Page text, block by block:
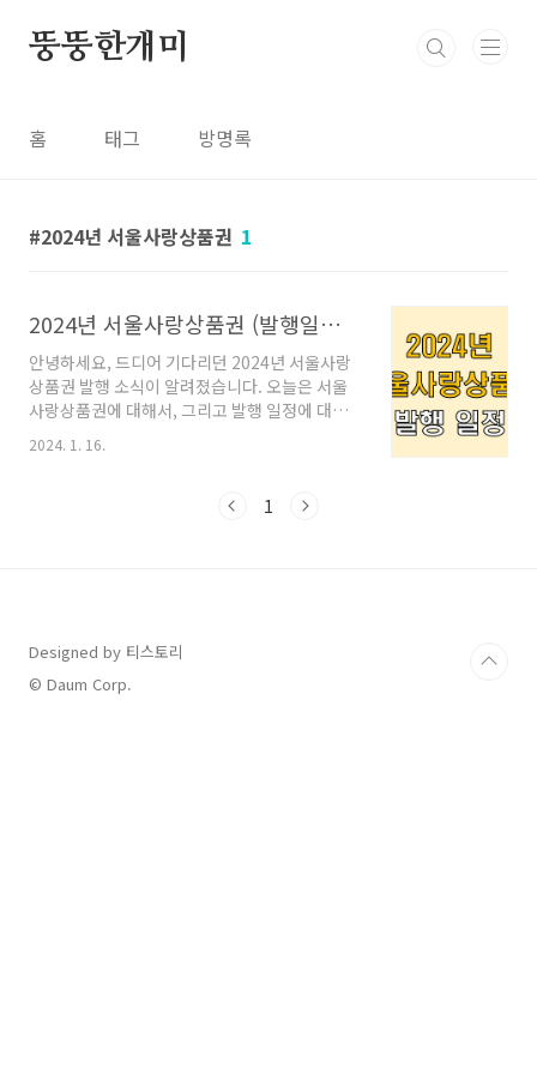
뚱뚱한개미
홈 태그 방명록
2024년 서울사랑상품권 1
2024년 서울사랑상품권 (발행일정, 구입, 환불)
안녕하세요, 드디어 기다리던 2024년 서울사랑
상품권 발행 소식이 알려졌습니다. 오늘은 서울
사랑상품권에 대해서, 그리고 발행 일정에 대해
서 알아보겠습니다. ㅣ서울사랑상품권이란 서울
사랑상품권은 2020년 1월 17일 서울시 주관으
발행권자는 서울특별시장 및 서울 25개 자치구
하게 사용할 수 있습니다. 현재 유통중인 서울사
랑상품권은 종류는 크게 광역형 상품권과 자치구
별 상품권으로 나뉘며, 자세한 종류는 아래와 같
2024. 1. 16.
1
Designed by 티스토리
© Daum Corp.